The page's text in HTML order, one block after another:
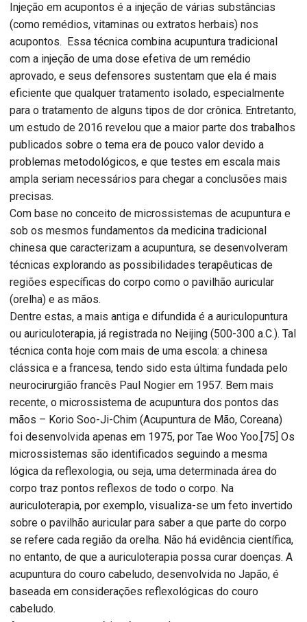
Injeção em acupontos é a injeção de várias substâncias
(como remédios, vitaminas ou extratos herbais) nos
acupontos. Essa técnica combina acupuntura tradicional
com a injeção de uma dose efetiva de um remédio
aprovado, e seus defensores sustentam que ela é mais
eficiente que qualquer tratamento isolado, especialmente
para o tratamento de alguns tipos de dor crônica. Entretanto,
um estudo de 2016 revelou que a maior parte dos trabalhos
publicados sobre o tema era de pouco valor devido a
problemas metodológicos, e que testes em escala mais
ampla seriam necessários para chegar a conclusões mais
precisas.
Com base no conceito de microssistemas de acupuntura e
sob os mesmos fundamentos da medicina tradicional
chinesa que caracterizam a acupuntura, se desenvolveram
técnicas explorando as possibilidades terapêuticas de
regiões específicas do corpo como o pavilhão auricular
(orelha) e as mãos.
Dentre estas, a mais antiga e difundida é a auriculopuntura
ou auriculoterapia, já registrada no Neijing (500-300 a.C.). Tal
técnica conta hoje com mais de uma escola: a chinesa
clássica e a francesa, tendo sido esta última fundada pelo
neurocirurgião francês Paul Nogier em 1957. Bem mais
recente, o microssistema de acupuntura dos pontos das
mãos – Korio Soo-Ji-Chim (Acupuntura de Mão, Coreana)
foi desenvolvida apenas em 1975, por Tae Woo Yoo.[75] Os
microssistemas são identificados seguindo a mesma
lógica da reflexologia, ou seja, uma determinada área do
corpo traz pontos reflexos de todo o corpo. Na
auriculoterapia, por exemplo, visualiza-se um feto invertido
sobre o pavilhão auricular para saber a que parte do corpo
se refere cada região da orelha. Não há evidência científica,
no entanto, de que a auriculoterapia possa curar doenças. A
acupuntura do couro cabeludo, desenvolvida no Japão, é
baseada em considerações reflexológicas do couro
cabeludo.